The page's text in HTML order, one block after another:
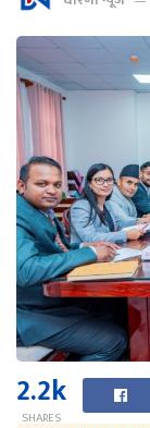
2.2k
SHARES